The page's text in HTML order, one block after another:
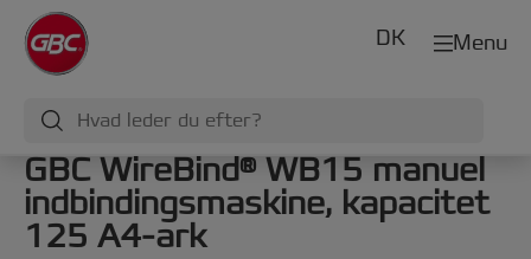
Menu
DK
GBC WireBind® WB15 manuel
indbindingsmaskine, kapacitet
125 A4-ark